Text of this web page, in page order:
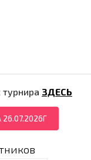
турнира ЗДЕСЬ